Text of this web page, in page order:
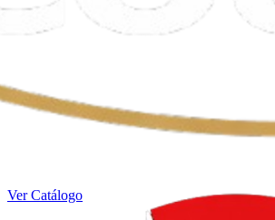
Ver Catálogo